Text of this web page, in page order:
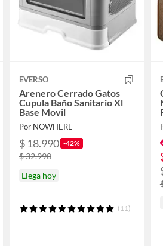
EVERSO
Arenero Cerrado Gatos
Cupula Baño Sanitario Xl
Base Movil
Por NOWHERE
$ 18.990 -42%
$ 32.990
Llega hoy
(11)